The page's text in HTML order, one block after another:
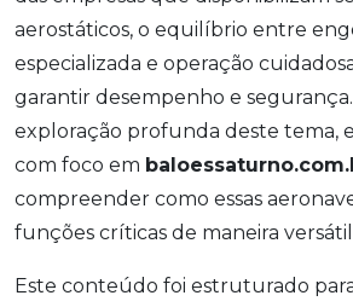
aerostáticos, o equilíbrio entre
especializada e operação
garantir desempenho e
exploração profunda deste tema,
com foco em
compreender como essas
funções críticas de maneira
Este conteúdo foi estruturado